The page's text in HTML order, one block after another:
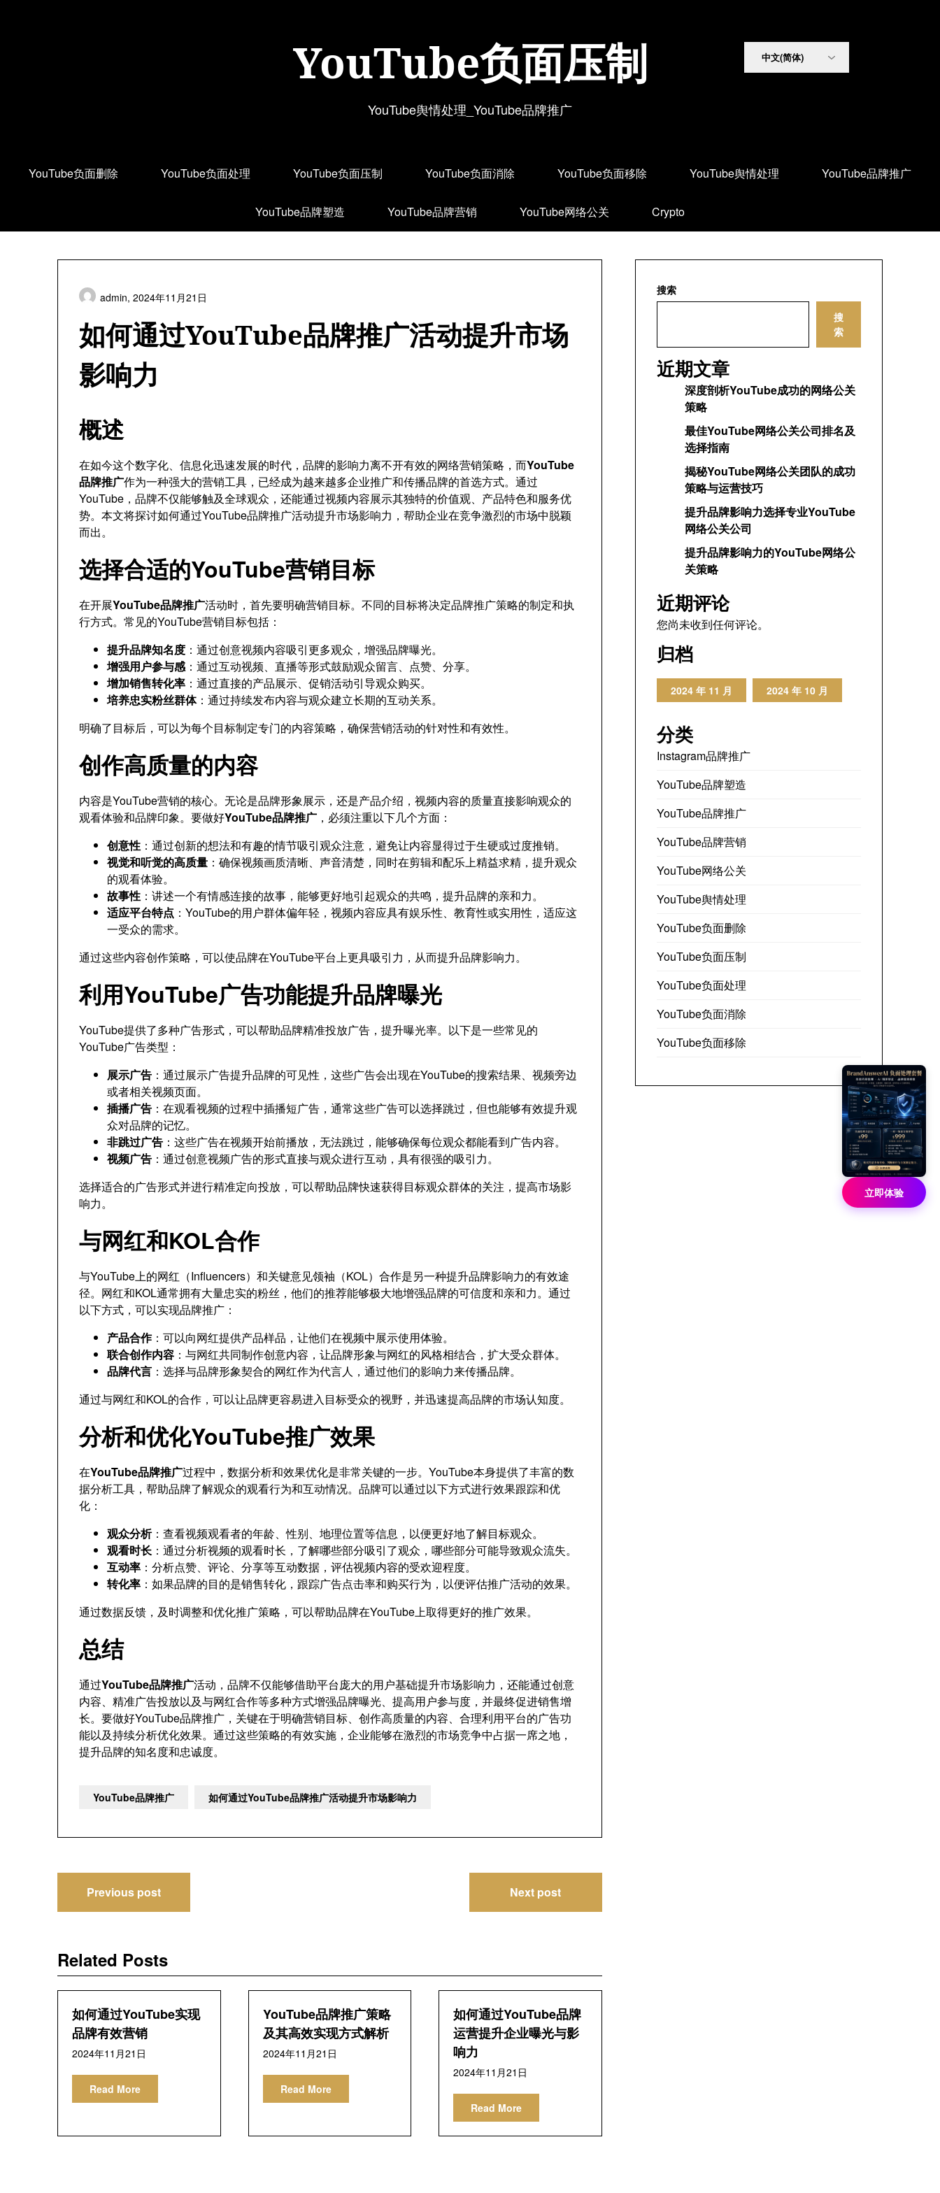
YouTube负面压制
YouTube舆情处理_YouTube品牌推广
YouTube负面删除 YouTube负面处理 YouTube负面压制 YouTube负面消除 YouTube负面移除 YouTube舆情处理 YouTube品牌推广
YouTube品牌塑造 YouTube品牌营销 YouTube网络公关 Crypto
如何通过YouTube品牌推广活动提升市场
影响力
admin, 2024年11月21日
概述
在如今这个数字化、信息化迅速发展的时代，品牌的影响力离不开有效的网络营销策略，而YouTube
品牌推广作为一种强大的营销工具，已经成为越来越多企业推广和传播品牌的首选方式。通过
YouTube，品牌不仅能够触及全球观众，还能通过视频内容展示其独特的价值观、产品特色和服务优
势。本文将探讨如何通过YouTube品牌推广活动提升市场影响力，帮助企业在竞争激烈的市场中脱颖
而出。
选择合适的YouTube营销目标
在开展YouTube品牌推广活动时，首先要明确营销目标。不同的目标将决定品牌推广策略的制定和执
行方式。常见的YouTube营销目标包括：
提升品牌知名度 ：通过创意视频内容吸引更多观众，增强品牌曝光。
增强用户参与感：通过互动视频、直播等形式鼓励观众留言、点赞、分享。
增加销售转化率 ：通过直接的产品展示、促销活动引导观众购买。
培养忠实粉丝群体：通过持续发布内容与观众建立长期的互动关系。
明确了目标后，可以为每个目标制定专门的内容策略，确保营销活动的针对性和有效性。
创作高质量的内容
内容是YouTube营销的核心。无论是品牌形象展示，还是产品介绍，视频内容的质量直接影响观众的
观看体验和品牌印象。要做好YouTube品牌推广 ，必须注重以下几个方面：
创意性 ：通过创新的想法和有趣的情节吸引观众注意，避免让内容显得过于生硬或过度推销。
视觉和听觉的高质量 ：确保视频画质清晰、声音清楚，同时在剪辑和配乐上精益求精，提升观众
的观看体验。
故事性 ：讲述一个有情感连接的故事，能够更好地引起观众的共鸣，提升品牌的亲和力。
适应平台特点 ：YouTube的用户群体偏年轻，视频内容应具有娱乐性、教育性或实用性，适应这
一受众的需求。
通过这些内容创作策略，可以使品牌在YouTube平台上更具吸引力，从而提升品牌影响力。
利用YouTube广告功能提升品牌曝光
YouTube提供了多种广告形式，可以帮助品牌精准投放广告，提升曝光率。以下是一些常见的
YouTube广告类型：
展示广告 ：通过展示广告提升品牌的可见性，这些广告会出现在YouTube的搜索结果、视频旁边
或者相关视频页面。
插播广告 ：在观看视频的过程中插播短广告，通常这些广告可以选择跳过，但也能够有效提升观
众对品牌的记忆。
非跳过广告 ：这些广告在视频开始前播放，无法跳过，能够确保每位观众都能看到广告内容。
视频广告 ：通过创意视频广告的形式直接与观众进行互动，具有很强的吸引力。
选择适合的广告形式并进行精准定向投放，可以帮助品牌快速获得目标观众群体的关注，提高市场影
响力。
与网红和KOL合作
与YouTube上的网红（Influencers）和关键意见领袖（KOL）合作是另一种提升品牌影响力的有效途
径。网红和KOL通常拥有大量忠实的粉丝，他们的推荐能够极大地增强品牌的可信度和亲和力。通过
以下方式，可以实现品牌推广：
产品合作：可以向网红提供产品样品，让他们在视频中展示使用体验。
联合创作内容 ：与网红共同制作创意内容，让品牌形象与网红的风格相结合，扩大受众群体。
品牌代言 ：选择与品牌形象契合的网红作为代言人，通过他们的影响力来传播品牌。
通过与网红和KOL的合作，可以让品牌更容易进入目标受众的视野，并迅速提高品牌的市场认知度。
分析和优化YouTube推广效果
在YouTube品牌推广过程中，数据分析和效果优化是非常关键的一步。YouTube本身提供了丰富的数
据分析工具，帮助品牌了解观众的观看行为和互动情况。品牌可以通过以下方式进行效果跟踪和优
化：
观众分析：查看视频观看者的年龄、性别、地理位置等信息，以便更好地了解目标观众。
观看时长 ：通过分析视频的观看时长，了解哪些部分吸引了观众，哪些部分可能导致观众流失。
互动率 ：分析点赞、评论、分享等互动数据，评估视频内容的受欢迎程度。
转化率 ：如果品牌的目的是销售转化，跟踪广告点击率和购买行为，以便评估推广活动的效果。
通过数据反馈，及时调整和优化推广策略，可以帮助品牌在YouTube上取得更好的推广效果。
总结
通过YouTube品牌推广活动，品牌不仅能够借助平台庞大的用户基础提升市场影响力，还能通过创意
内容、精准广告投放以及与网红合作等多种方式增强品牌曝光、提高用户参与度，并最终促进销售增
长。要做好YouTube品牌推广，关键在于明确营销目标、创作高质量的内容、合理利用平台的广告功
能以及持续分析优化效果。通过这些策略的有效实施，企业能够在激烈的市场竞争中占据一席之地，
提升品牌的知名度和忠诚度。
YouTube品牌推广 如何通过YouTube品牌推广活动提升市场影响力
章
导
航
Previous post Next post
Related Posts
如何通过YouTube实现
品牌有效营销
2024年11月21日
Read More
YouTube品牌推广策略
及其高效实现方式解析
2024年11月21日
Read More
如何通过YouTube品牌
运营提升企业曝光与影
响力
2024年11月21日
Read More
搜索
搜
索
近期文章
深度剖析YouTube成功的网络公关
策略
最佳YouTube网络公关公司排名及
选择指南
揭秘YouTube网络公关团队的成功
策略与运营技巧
提升品牌影响力选择专业YouTube
网络公关公司
提升品牌影响力的YouTube网络公
关策略
近期评论
您尚未收到任何评论。
归档
2024 年 11 月 2024 年 10 月
分类
Instagram品牌推广
YouTube品牌塑造
YouTube品牌推广
YouTube品牌营销
YouTube网络公关
YouTube舆情处理
YouTube负面删除
YouTube负面压制
YouTube负面处理
YouTube负面消除
YouTube负面移除
立即体验